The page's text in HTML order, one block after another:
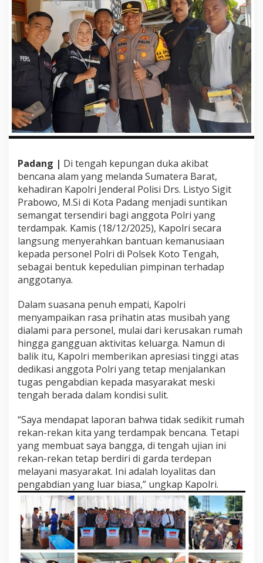
a
n
A
p
r
e
s
i
a
s
i
e
d
a
A
n
g
g
o
t
a
P
o
i
T
e
r
d
a
m
a
k
e
n
a
n
a
d
i
S
u
m
b
a
r
Padang | Di tengah kepungan duka akibat
bencana alam yang melanda Sumatera Barat,
kehadiran Kapolri Jenderal Polisi Drs. Listyo Sigit
Prabowo, M.Si di Kota Padang menjadi suntikan
semangat tersendiri bagi anggota Polri yang
terdampak. Kamis (18/12/2025), Kapolri secara
langsung menyerahkan bantuan kemanusiaan
kepada personel Polri di Polsek Koto Tengah,
sebagai bentuk kepedulian pimpinan terhadap
anggotanya.
Dalam suasana penuh empati, Kapolri
menyampaikan rasa prihatin atas musibah yang
dialami para personel, mulai dari kerusakan rumah
hingga gangguan aktivitas keluarga. Namun di
balik itu, Kapolri memberikan apresiasi tinggi atas
dedikasi anggota Polri yang tetap menjalankan
tugas pengabdian kepada masyarakat meski
tengah berada dalam kondisi sulit.
“Saya mendapat laporan bahwa tidak sedikit rumah
rekan-rekan kita yang terdampak bencana. Tetapi
yang membuat saya bangga, di tengah ujian ini
rekan-rekan tetap berdiri di garda terdepan
melayani masyarakat. Ini adalah loyalitas dan
pengabdian yang luar biasa,” ungkap Kapolri.